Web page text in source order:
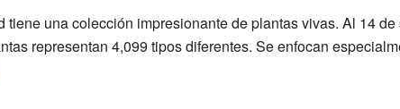
tiene una colección impresionante de plantas vivas. Al 14
representan 4,099 tipos diferentes. Se enfocan